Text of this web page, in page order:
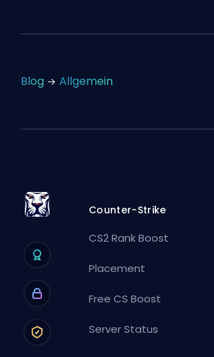
Blog Allgemein
Counter-Strike
CS2 Rank Boost
Placement
Free CS Boost
Server Status